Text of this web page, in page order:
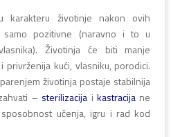
karakteru životinje nakon ovih
samo pozitivne (naravno i to u
Životinja će biti manje
privrženija kući, vlasniku, porodici.
životinja postaje stabilnija
– sterilizacija i kastracija ne
učenja, igru i rad kod